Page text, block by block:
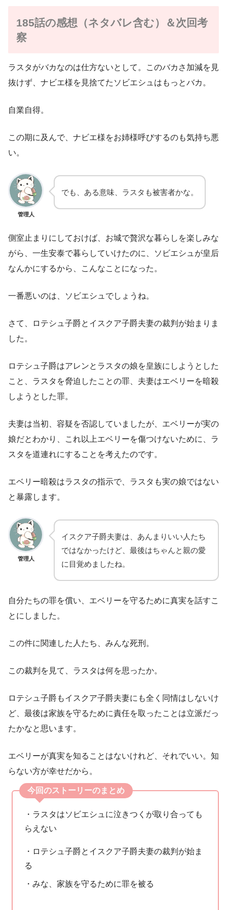
185話の感想（ネタバレ含む）＆次回考
察
ラスタがバカなのは仕方ないとして。このバカさ加減を見
抜けず、ナビエ様を見捨てたソビエシュはもっとバカ。
自業自得。
この期に及んで、ナビエ様をお姉様呼びするのも気持ち悪
い。
管理人
でも、ある意味、ラスタも被害者かな。
側室止まりにしておけば、お城で贅沢な暮らしを楽しみな
がら、一生安泰で暮らしていけたのに、ソビエシュが皇后
なんかにするから、こんなことになった。
一番悪いのは、ソビエシュでしょうね。
さて、ロテシュ子爵とイスクア子爵夫妻の裁判が始まりま
した。
ロテシュ子爵はアレンとラスタの娘を皇族にしようとした
こと、ラスタを脅迫したことの罪、夫妻はエベリーを暗殺
しようとした罪。
夫妻は当初、容疑を否認していましたが、エベリーが実の
娘だとわかり、これ以上エベリーを傷つけないために、ラ
スタを道連れにすることを考えたのです。
エベリー暗殺はラスタの指示で、ラスタも実の娘ではない
と暴露します。
管理人
イスクア子爵夫妻は、あんまりいい人たち
ではなかったけど、最後はちゃんと親の愛
に目覚めましたね。
自分たちの罪を償い、エベリーを守るために真実を話すこ
とにしました。
この件に関連した人たち、みんな死刑。
この裁判を見て、ラスタは何を思ったか。
ロテシュ子爵もイスクア子爵夫妻にも全く同情はしないけ
ど、最後は家族を守るために責任を取ったことは立派だっ
たかなと思います。
エベリーが真実を知ることはないけれど、それでいい。知
らない方が幸せだから。
今回のストーリーのまとめ
・ラスタはソビエシュに泣きつくが取り合っても
らえない
・ロテシュ子爵とイスクア子爵夫妻の裁判が始ま
る
・みな、家族を守るために罪を被る